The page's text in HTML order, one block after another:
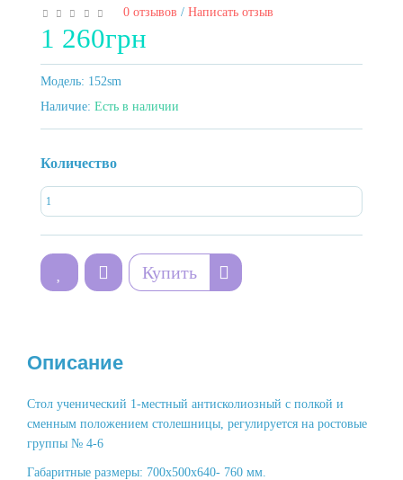
0 отзывов / Написать отзыв
1 260грн
Модель: 152sm
Наличие: Есть в наличии
Количество
Купить
Описание
Стол ученический 1-местный антисколиозный с полкой и
сменным положением столешницы, регулируется на ростовые
группы № 4-6
Габаритные размеры: 700х500х640- 760 мм.